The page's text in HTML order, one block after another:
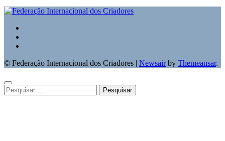
© Federação Internacional dos Criadores | Newsairby Themeansar.
Pesquisar
por: